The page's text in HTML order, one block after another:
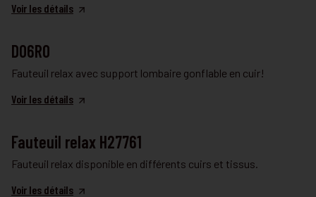
Voir les détails
D06RO
Fauteuil relax avec support lombaire gonflable en cuir!
Voir les détails
Fauteuil relax H27761
Fauteuil relax disponible en différents cuirs et tissus.
Voir les détails